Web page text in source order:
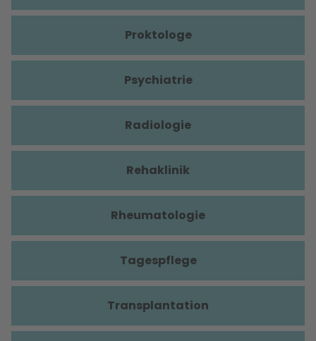
Proktologe
Psychiatrie
Radiologie
Rehaklinik
Rheumatologie
Tagespflege
Transplantation